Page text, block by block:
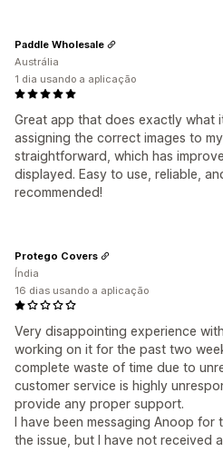
Great app that does exactly what
assigning the correct images to
straightforward, which has
displayed. Easy to use, reliable,
recommended!
Paddle Wholesale
Austrália
1 dia usando a aplicação
Very disappointing experience
working on it for the past two
complete waste of time due to
customer service is highly
provide any proper support.
I have been messaging Anoop
the issue, but I have not received
Protego Covers
Índia
16 dias usando a aplicação